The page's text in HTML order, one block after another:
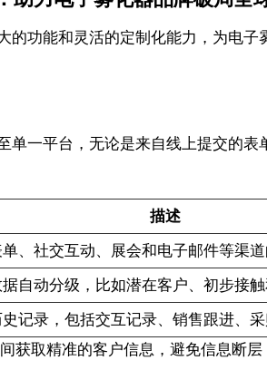
的功能和灵活的定制化能力，为电
单一平台，无论是来自线上提交的
描述
、社交互动、展会和电子邮件等渠道
自动分级，比如潜在客户、初步接触
记录，包括交互记录、销售跟进、采
获取精准的客户信息，避免信息断层